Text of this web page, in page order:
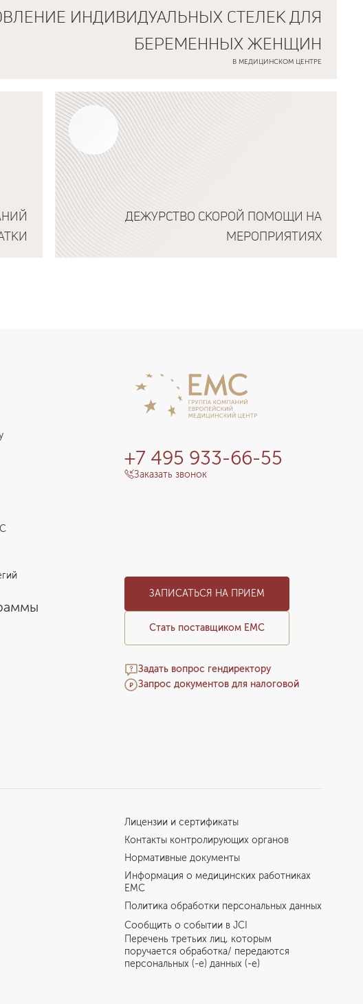
ИНДИВИДУАЛЬНЫХ СТЕЛЕК ДЛЯ
БЕРЕМЕННЫХ ЖЕНЩИН
В МЕДИЦИНСКОМ ЦЕНТРЕ
ДЕЖУРСТВО СКОРОЙ ПОМОЩИ НА
МЕРОПРИЯТИЯХ
+7 495 933-66-55
Заказать звонок
ЗАПИСАТЬСЯ НА ПРИЕМ
Стать поставщиком ЕМС
Задать вопрос гендиректору
Запрос документов для налоговой
Лицензии и сертификаты
Контакты контролирующих органов
Нормативные документы
Информация о медицинских работниках
EMC
Политика обработки персональных данных
Сообщить о событии в JCI
Перечень третьих лиц, которым
поручается обработка/ передаются
персональных (-е) данных (-е)